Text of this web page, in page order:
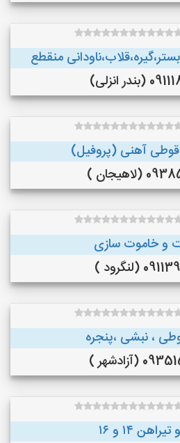
منقطع
انزلی)
آهنی (پروفیل)
)
و خاموت سازی
(لنگرود )
، نبشی ،پنجره
)
۱۴ و ۱۶